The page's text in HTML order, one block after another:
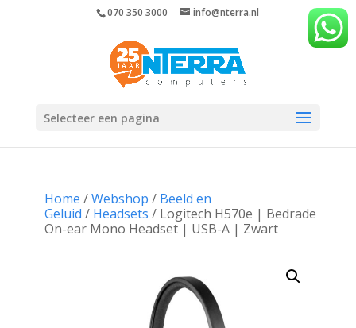
070 350 3000 info@nterra.nl
Selecteer een pagina
Home /Webshop / Beeld en
Geluid / Headsets / Logitech H570e | Bedrade
On-ear Mono Headset | USB-A | Zwart